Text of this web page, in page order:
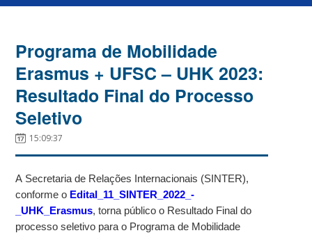
Programa de Mobilidade
Erasmus + UFSC – UHK 2023:
Resultado Final do Processo
Seletivo
15:09:37
A Secretaria de Relações Internacionais (SINTER),
conforme o Edital_11_SINTER_2022_-
_UHK_Erasmus, torna público o Resultado Final do
processo seletivo para o Programa de Mobilidade